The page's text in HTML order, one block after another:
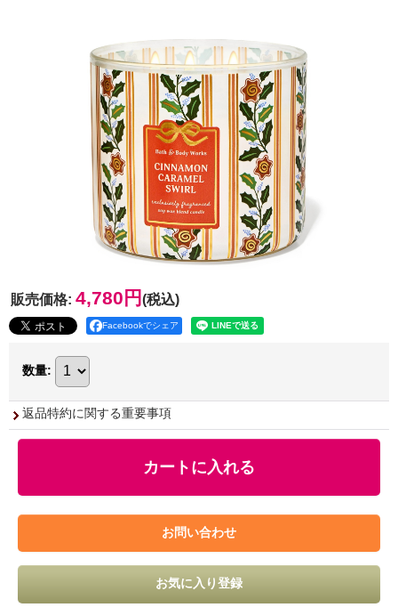
販売価格: 4,780円 (税込)
Facebookでシェア
数量:
返品特約に関する重要事項